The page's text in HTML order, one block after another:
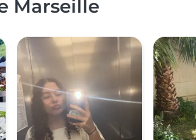
Marseille